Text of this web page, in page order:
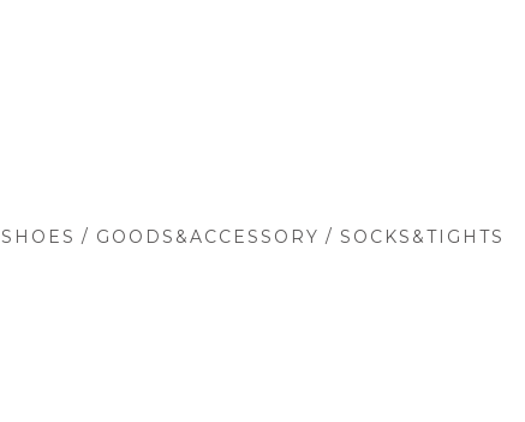
SHOES / GOODS&ACCESSORY / SOCKS&TIGHTS